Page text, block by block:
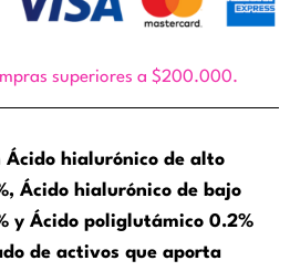
superiores a $200.000.
Ácido hialurónico de alto
Ácido hialurónico de bajo
y Ácido poliglutámico 0.2%
de activos que aporta